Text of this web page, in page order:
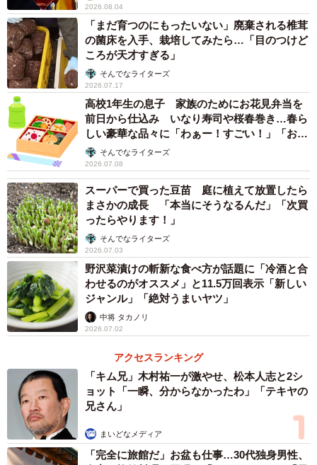
【煮豆の煮汁】その他の活用アイデア
「煮豆の煮汁」のその他のアレンジレシピとして、
・卵焼きの出汁
・スイーツの生地に
などを紹介しており、「これから参考にさせていただきま
す」「勉強になりました」などのコメントが集まっていま
す。
2026.08.04
「まだ育つのにもったいない」廃棄される椎茸
の菌床を入手、栽培してみたら…「目のつけど
ころが天才すぎる」
そんでなライターズ
2026.07.17
高校1年生の息子 家族のためにお花見弁当を
前日から仕込み いなり寿司や桜春巻き…春ら
しい豪華な品々に「わぁー！すごい！」「お店
みたい」
そんでなライターズ
2026.07.08
スーパーで買った豆苗 庭に植えて放置したら
まさかの成長 「本当にそうなるんだ」「次買
ったらやります！」
そんでなライターズ
2026.07.03
野沢菜漬けの斬新な食べ方が話題に「冷酒と合
わせるのがオススメ」と11.5万回表示「新しい
ジャンル」「絶対うまいヤツ」
中将 タカノリ
2026.07.02
アクセスランキング
「キム兄」木村祐一が激やせ、松本人志と2シ
ョット「一瞬、分からなかったわ」「テキヤの
兄さん」
まいどなメディア
「完全に旅館だ」お盆も仕事…30代独身男性、